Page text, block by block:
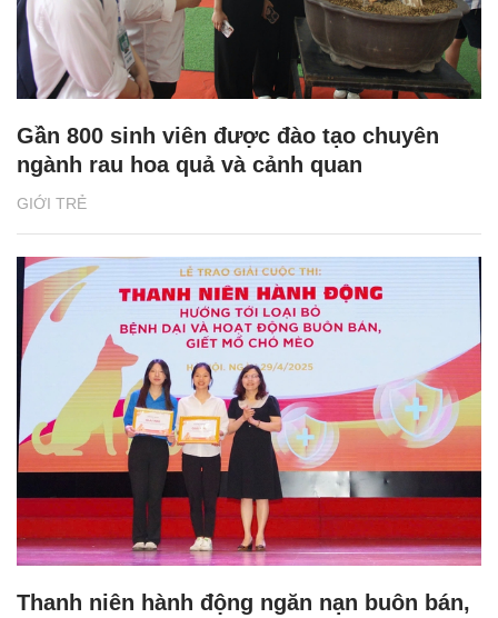
GIỚI TRẺ
Gần 800 sinh viên được đào tạo chuyên
ngành rau hoa quả và cảnh quan
Thanh niên hành động ngăn nạn buôn bán,